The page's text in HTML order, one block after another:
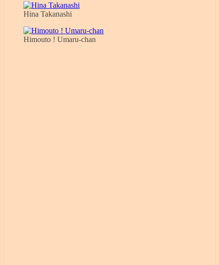
Hina Takanashi
Himouto ! Umaru-chan